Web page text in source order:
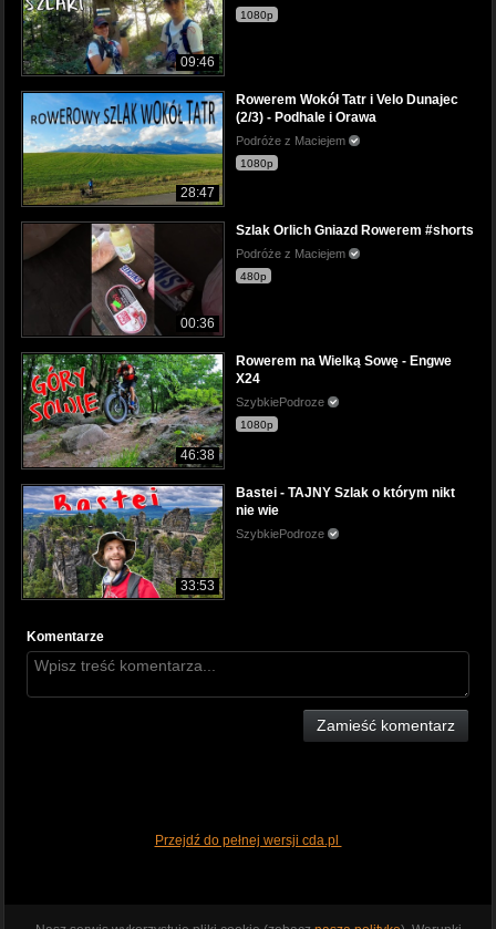
09:46
1080p
28:47
Rowerem Wokół Tatr i Velo Dunajec
(2/3) - Podhale i Orawa
Podróże z Maciejem
1080p
00:36
Szlak Orlich Gniazd Rowerem #shorts
Podróże z Maciejem
480p
46:38
Rowerem na Wielką Sowę - Engwe
X24
SzybkiePodroze
1080p
33:53
Bastei - TAJNY Szlak o którym nikt
nie wie
SzybkiePodroze
Komentarze
Zamieść komentarz
Przejdź do pełnej wersji cda.pl